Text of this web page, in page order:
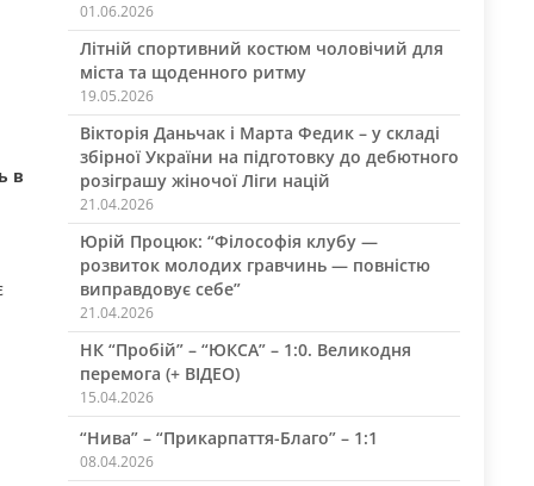
в
01.06.2026
Літній спортивний костюм чоловічий для
міста та щоденного ритму
19.05.2026
Вікторія Даньчак і Марта Федик – у складі
збірної України на підготовку до дебютного
розіграшу жіночої Ліги націй
21.04.2026
Юрій Процюк: “Філософія клубу —
розвиток молодих гравчинь — повністю
виправдовує себе”
21.04.2026
НК “Пробій” – “ЮКСА” – 1:0. Великодня
перемога (+ ВІДЕО)
15.04.2026
“Нива” – “Прикарпаття-Благо” – 1:1
08.04.2026